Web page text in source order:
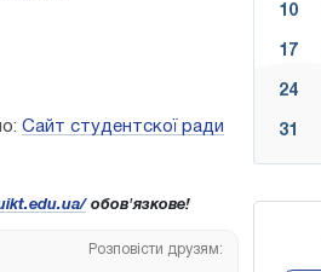
Сайт студентскої ради
обов'язкове!
Розповісти друзям:
10
17
24
31